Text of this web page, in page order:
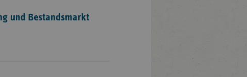
und Bestandsmarkt